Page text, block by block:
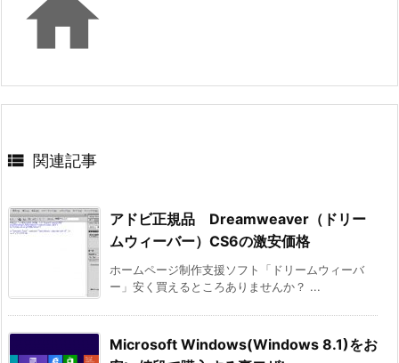

 関連記事
アドビ正規品 Dreamweaver（ドリー
ムウィーバー）CS6の激安価格
ホームページ制作支援ソフト「ドリームウィーバ
ー」安く買えるところありませんか？ ...
Microsoft Windows(Windows 8.1)をお